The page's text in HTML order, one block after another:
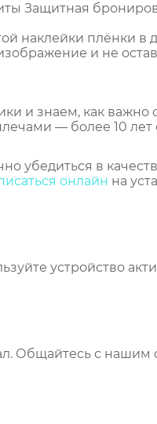
Защитная
наклейки плёнки в
и не
и знаем, как важно
— более 10
убедиться в
онлайн на
устройство
Общайтесь с нашим